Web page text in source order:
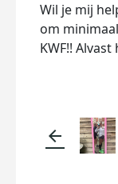
Wil je mij
om
KWF!!
arrow_back